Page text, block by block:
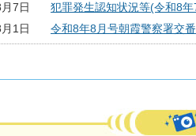
7日
犯罪発生認知状況等(令和8
1日
令和8年8月号朝霞警察署交